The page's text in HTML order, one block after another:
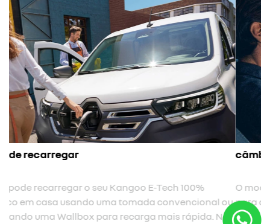
câmbio com três níveis de regeneração
O modo B1 é um modo regenerativo limitado, ideal para
para dirigir em rodovias e vias rápidas. Com o B2, você
tem uma sensação equivalente ao freio motor de um